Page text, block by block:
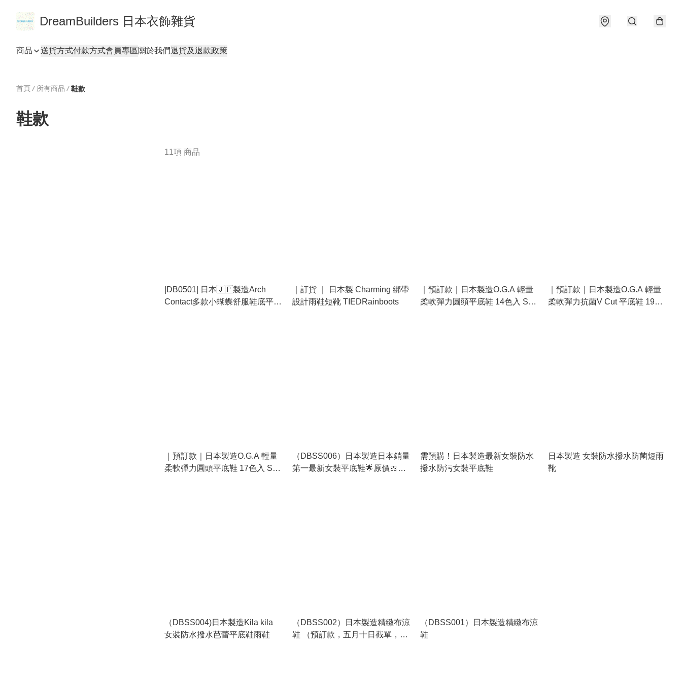
DreamBuilders 日本衣飾雜貨
商品 送貨方式付款方式會員專區關於我們退貨及退款政策
首頁 / 所有商品 / 鞋款
鞋款
11項 商品
|DB0501| 日本🇯🇵製造Arch
Contact多款小蝴蝶舒服鞋底平底
｜訂貨 ｜ 日本製 Charming 綁帶
設計雨鞋短靴 TIEDRainboots
｜預訂款｜日本製造O.G.A 輕量
柔軟彈力圓頭平底鞋 14色入 SS-
｜預訂款｜日本製造O.G.A 輕量
柔軟彈力抗菌V Cut 平底鞋 19色
｜預訂款｜日本製造O.G.A 輕量
柔軟彈力圓頭平底鞋 17色入 SS-
（DBSS006）日本製造日本銷量
第一最新女裝平底鞋🌟原價🎀
需預購！日本製造最新女裝防水
撥水防污女裝平底鞋
日本製造 女裝防水撥水防菌短雨
靴
（DBSS004)日本製造Kila kila
女裝防水撥水芭蕾平底鞋雨鞋
（DBSS002）日本製造精緻布涼
鞋 （預訂款，五月十日截單，7
（DBSS001）日本製造精緻布涼
鞋